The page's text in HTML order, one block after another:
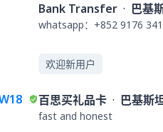
Bank Transfer · 巴基
whatsapp：+852 9176
欢迎新用户
百思买礼品卡 · 巴基斯
fast and honest